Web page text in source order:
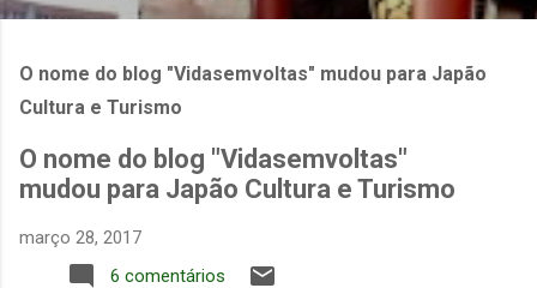
O nome do blog "Vidasemvoltas" mudou para Japão
Cultura e Turismo
O nome do blog "Vidasemvoltas"
mudou para Japão Cultura e Turismo
março 28, 2017
6 comentários